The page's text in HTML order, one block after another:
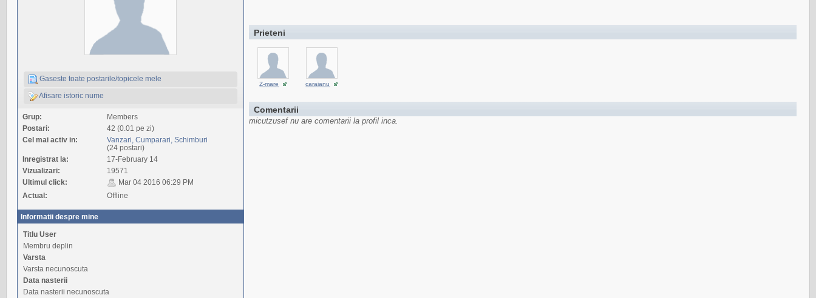
Gaseste toate postarile/topicele mele
Afisare istoric nume
Grup:
Members
Postari:
42 (0.01 pe zi)
Cel mai activ in:
Vanzari, Cumparari, Schimburi
(24 postari)
Inregistrat la:
17-February 14
Vizualizari:
19571
Ultimul click:
Mar 04 2016 06:29 PM
Actual:
Offline
Informatii despre mine
Titlu User
Membru deplin
Varsta
Varsta necunoscuta
Data nasterii
Data nasterii necunoscuta
Prieteni
Z-mare caraianu
Comentarii
micutzusef nu are comentarii la profil inca.